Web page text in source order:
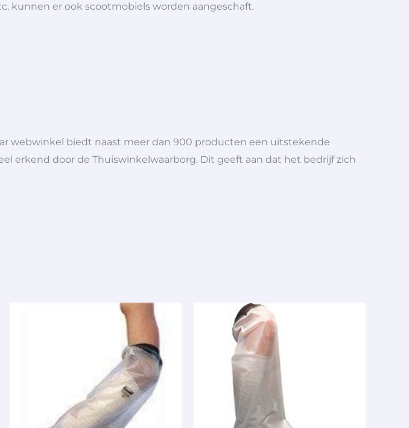
kunnen er ook scootmobiels worden aangeschaft.
webwinkel biedt naast meer dan 900 producten een uitstekende
erkend door de Thuiswinkelwaarborg. Dit geeft aan dat het bedrijf zich